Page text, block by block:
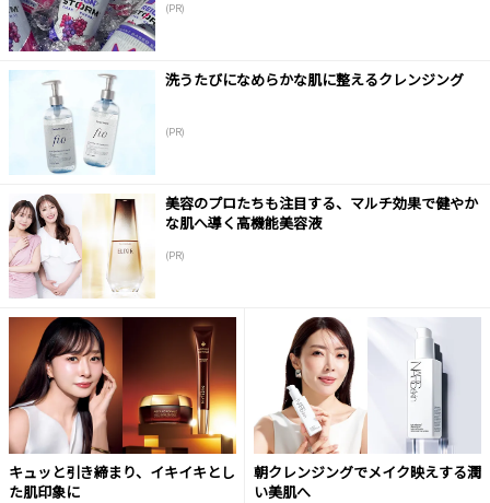
(PR)
洗うたびになめらかな肌に整えるクレンジング
(PR)
美容のプロたちも注目する、マルチ効果で健やか
な肌へ導く高機能美容液
(PR)
キュッと引き締まり、イキイキとし
た肌印象に
朝クレンジングでメイク映えする潤
い美肌へ